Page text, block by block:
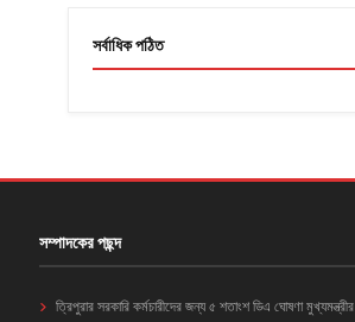
সর্বাধিক পঠিত
সম্পাদকের পছন্দ
ত্রিপুরার সরকারি কর্মচারীদের জন্য ৫ শতাংশ ডিএ ঘোষণা মুখ্যমন্ত্রীর